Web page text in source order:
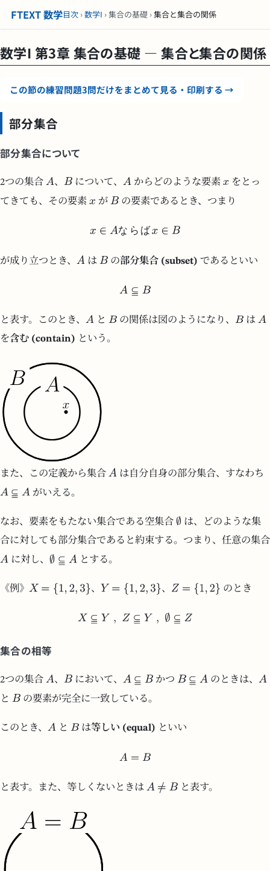
FTEXT 数学目次›数学I › 集合の基礎 ›集合と集合の関係
数学I 第3章 集合の基礎 — 集合と集合の関係
この節の練習問題3問だけをまとめて見る・印刷する →
部分集合
部分集合について
2つの集合 、 について、 からどのような要素
をとっ
てきても、その要素
が の要素であるとき、つまり
な ら ば
x∈Aならばx∈B
が成り立つとき、 は の部分集合 (subset) であるといい
A⊂eqqB
と表す。このとき、 と の関係は図のようになり、 は
を含む (contain) という。
また、この定義から集合 は自分自身の部分集合、すなわち
A⊂eqqA
がいえる。
なお、要素をもたない集合である空集合
は、どのような集
合に対しても部分集合であると約束する。つまり、任意の集合
に対し、
∅⊂eqqA
とする。
《例》
X={1,2,3}
、
Y={1,2,3}
、
Z={1,2}
のとき
X⊂eqqY , Z⊂eqqY , ∅⊂eqqZ
集合の相等
2つの集合 、 において、
A⊂eqqB
かつ
B⊂eqqA
のときは、
と の要素が完全に一致している。
このとき、 と は等しい (equal) といい
A=B
と表す。また、等しくないときは
A≠B
と表す。
X={1,2,3}
Y={1,2,3}
Z={2,3,4}
X=Y , Y≠Z
A⊂eqqB
A≠B
A⊂B
A⊂B
X={1,2,3}
Y={1,2,3}
Z={1,2}
X⊂Y , Z⊂Y
(⊂eqq)
(⊂)
A∩B
A∩B={x|x∈Aかつx∈B}
A∩B=∅
A∩A=A
X={1,2,3,4,5}
Y={1,3,5,6}
Z={2,4}
X∩Y={1,3,5} , Y∩Z=∅
A∪B
A∪B={x|x∈Aまたはx∈B}
A∪A=A
X={1,2,3,4,5}
Y={1,3,5,6}
X∪Y={1,2,3,4,5,6}
(A∪B)∪C=A∪(B∪C)
(A∩B)∩C=A∩(B∩C)
A∪(B∩C)=(A∪B)∩(A∪C)
A∩(B∪C)=(A∩B)∪(A∩C)
(A∪B)∪C=A∪(B∪C)
(A∩B)∩C=A∩(B∩C)
A∪(B∩C)=(A∪B)∩(A∪C)
A∩(B∪C)=(A∩B)∪(A∩C)
A∪B∪C
A∩B∩C
A×(B+C)=A×B+A×C
A={x|x∈Uかつx∈A}
X={1,2,3,4,5}
Y={1,3,5}
Y={2,4}
(A)=A
A∪A=U
A∩A=∅
A∪B=A∩B
A∩B=A∪B
(A)=A
A∪A=U
A∩A=∅
A∪B=A∩B
A∩B=A∪B
(A)
A∪B∪C=A∩B∩C
A∩B∩C=A∪B∪C
(a, b)
A×B
A×B={(a,b)|a∈Aかつb∈B}
X={1,2}
Y={1,3,5}
X×Y={(1,1), (1,3), (1,5), (2,1), (2,3), (2,5)}